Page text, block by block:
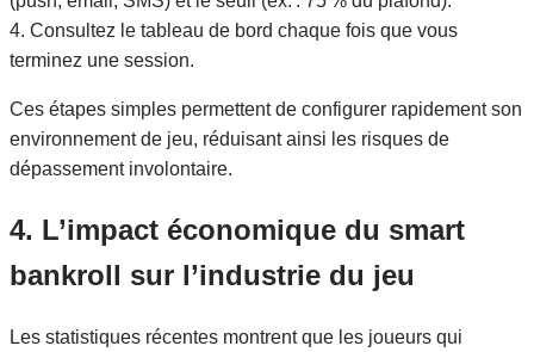
4. Consultez le tableau de bord chaque fois que vous
terminez une session.
Ces étapes simples permettent de configurer rapidement son
environnement de jeu, réduisant ainsi les risques de
dépassement involontaire.
4. L’impact économique du smart
bankroll sur l’industrie du jeu
Les statistiques récentes montrent que les joueurs qui